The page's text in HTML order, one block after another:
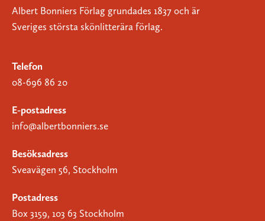
Albert Bonniers Förlag grundades 1837 och är
Sveriges största skönlitterära förlag.
Telefon
08-696 86 20
E-postadress
info@albertbonniers.se
Besöksadress
Sveavägen 56, Stockholm
Postadress
Box 3159, 103 63 Stockholm